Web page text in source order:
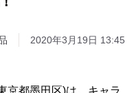
2020年3月19日 13:45
京都墨田区)は、キャラ